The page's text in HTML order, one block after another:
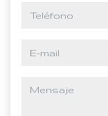
teléfono
e-mail
mensaje